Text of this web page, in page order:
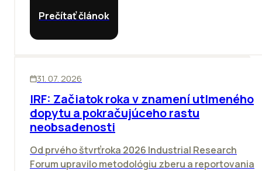
Prečítať článok
31. 07. 2026
IRF: Začiatok roka v znamení utlmeného
dopytu a pokračujúceho rastu
neobsadenosti
Od prvého štvrťroka 2026 Industrial Research
Forum upravilo metodológiu zberu a reportovania